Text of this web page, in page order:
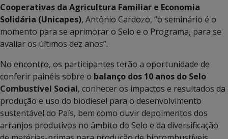
Cooperativas da Agricultura Familiar e Economia
Solidária (Unicapes), Antônio Cardozo, “o seminário é o
momento para se aprimorar o Selo e o Programa, para se
avaliar os últimos dez anos”.
No encontro, os participantes terão a oportunidade de
conferir painéis sobre o balanço dos 10 anos do Selo
Combustível Social, conhecer os impactos e resultados da
produção e uso do biodiesel para o desenvolvimento
sustentável do País, bem como ouvir depoimentos dos
arranjos produtivos no âmbito do Selo e da diversificação